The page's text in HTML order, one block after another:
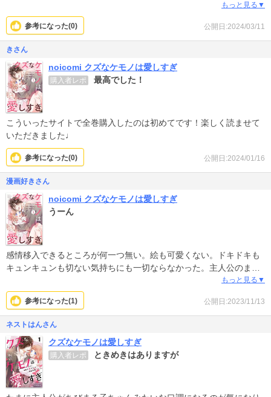
無理がある設定、、、、
もっと見る▼
公開日:2024/03/11
参考になった(0)
きさん
noicomi クズなケモノは愛しすぎ
購入者レポ 最高でした！
こういったサイトで全巻購入したのは初めてです！楽しく読ませて
いただきました♩
公開日:2024/01/16
参考になった(0)
漫画好きさん
noicomi クズなケモノは愛しすぎ
うーん
感情移入できるところが何一つ無い。絵も可愛くない。ドキドキも
キュンキュンも切ない気持ちにも一切ならなかった。主人公のまつ
もっと見る▼
公開日:2023/11/13
参考になった(1)
ネストはんさん
クズなケモノは愛しすぎ
購入者レポ ときめきはありますが